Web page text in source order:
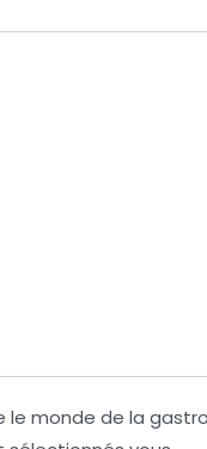
le monde de la